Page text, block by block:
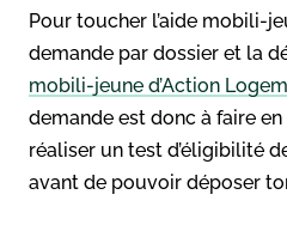
Pour toucher l’aide mobili-
demande par dossier et la
mobili-jeune d’Action
demande est donc à faire
réaliser un test d’éligibilité
avant de pouvoir déposer